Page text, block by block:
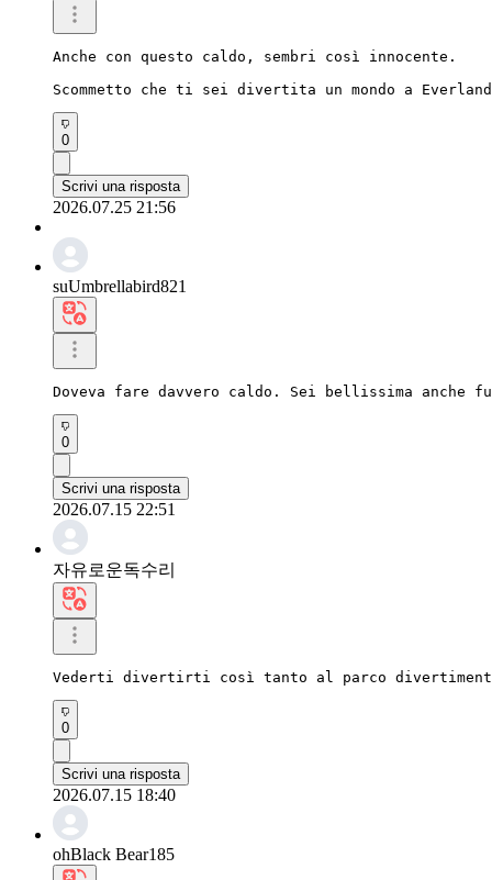
Anche con questo caldo, sembri così innocente.
Scommetto che ti sei divertita un mondo a
0
Scrivi una risposta
2026.07.25 21:56
suUmbrellabird821
Doveva fare davvero caldo. Sei bellissima anche
0
Scrivi una risposta
2026.07.15 22:51
자유로운독수리
Vederti divertirti così tanto al parco divertimenti
0
Scrivi una risposta
2026.07.15 18:40
ohBlack Bear185